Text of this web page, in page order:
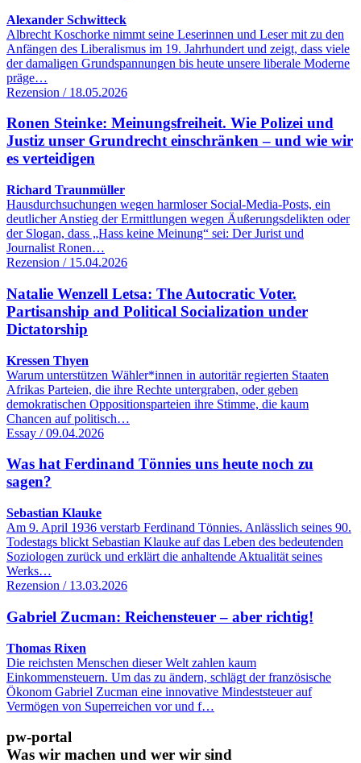
Alexander Schwitteck
Albrecht Koschorke nimmt seine Leserinnen und Leser mit zu den
Anfängen des Liberalismus im 19. Jahrhundert und zeigt, dass viele
der damaligen Grundspannungen bis heute unsere liberale Moderne
präge…
Rezension / 18.05.2026
Ronen Steinke: Meinungsfreiheit. Wie Polizei und
Justiz unser Grundrecht einschränken – und wie wir
es verteidigen
Richard Traunmüller
Hausdurchsuchungen wegen harmloser Social-Media-Posts, ein
deutlicher Anstieg der Ermittlungen wegen Äußerungsdelikten oder
der Slogan, dass „Hass keine Meinung“ sei: Der Jurist und
Journalist Ronen…
Rezension / 15.04.2026
Natalie Wenzell Letsa: The Autocratic Voter.
Partisanship and Political Socialization under
Dictatorship
Kressen Thyen
Warum unterstützen Wähler*innen in autoritär regierten Staaten
Afrikas Parteien, die ihre Rechte untergraben, oder geben
demokratischen Oppositionsparteien ihre Stimme, die kaum
Chancen auf politisch…
Essay / 09.04.2026
Was hat Ferdinand Tönnies uns heute noch zu
sagen?
Sebastian Klauke
Am 9. April 1936 verstarb Ferdinand Tönnies. Anlässlich seines 90.
Todestags blickt Sebastian Klauke auf das Leben des bedeutenden
Soziologen zurück und erklärt die anhaltende Aktualität seines
Werks…
Rezension / 13.03.2026
Gabriel Zucman: Reichensteuer – aber richtig!
Thomas Rixen
Die reichsten Menschen dieser Welt zahlen kaum
Einkommensteuern. Um das zu ändern, schlägt der französische
Ökonom Gabriel Zucman eine innovative Mindeststeuer auf
Vermögen von Superreichen vor und f…
pw-portal
Was wir machen und wer wir sind